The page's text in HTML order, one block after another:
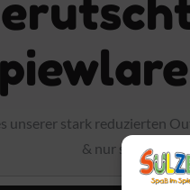
unserer stark reduzierten
& nur solange